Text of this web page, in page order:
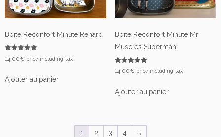
Boite Réconfort Minute Renard
Note
5.00
14,00€ price-including-tax
Ajouter au panier
Boite Réconfort Minute Mr
Muscles Superman
Note
5.00
14,00€ price-including-tax
Ajouter au panier
1 2 3 4 →